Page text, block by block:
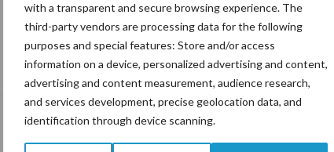
with a transparent and secure browsing experience. The
third-party vendors are processing data for the following
purposes and special features: Store and/or access
information on a device, personalized advertising and content,
advertising and content measurement, audience research,
and services development, precise geolocation data, and
identification through device scanning.
De speenhuid: een vaak onderschatte
risicofactor voor mastitis